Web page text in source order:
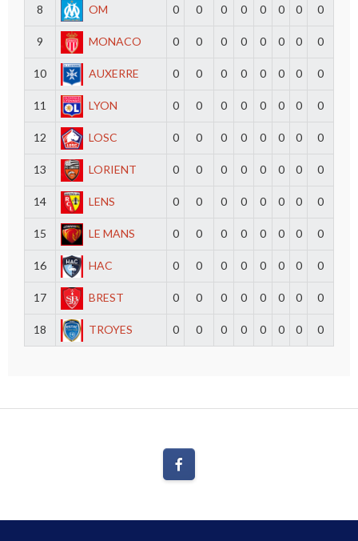
8 OM 0 0 0 0 0 0 0 0
9 MONACO 0 0 0 0 0 0 0 0
10 AUXERRE 0 0 0 0 0 0 0 0
11 LYON 0 0 0 0 0 0 0 0
12 LOSC 0 0 0 0 0 0 0 0
13 LORIENT 0 0 0 0 0 0 0 0
14 LENS 0 0 0 0 0 0 0 0
15 LE MANS 0 0 0 0 0 0 0 0
16 HAC 0 0 0 0 0 0 0 0
17 BREST 0 0 0 0 0 0 0 0
18 TROYES 0 0 0 0 0 0 0 0